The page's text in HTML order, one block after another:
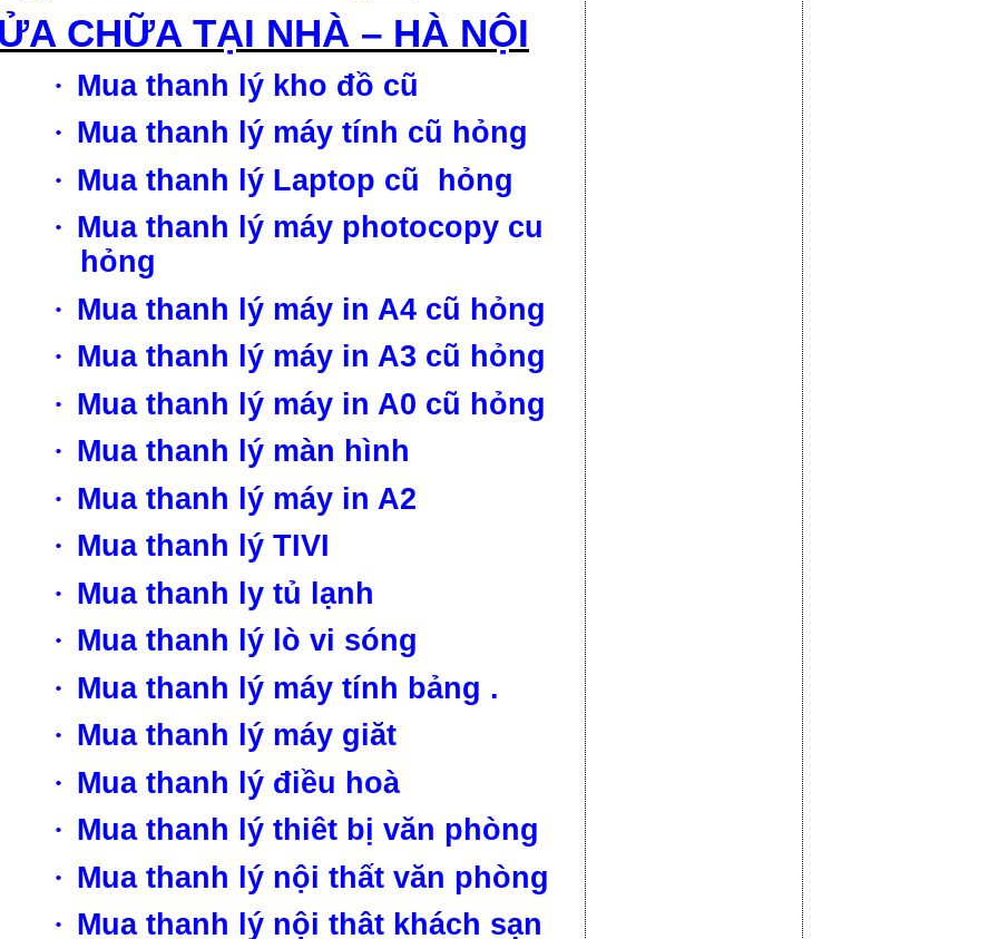
CHỮA TẠI NHÀ – HÀ NỘI
· Mua thanh lý kho đồ cũ
· Mua thanh lý máy tính cũ hỏng
· Mua thanh lý Laptop cũ hỏng
· Mua thanh lý máy photocopy cu
hỏng
· Mua thanh lý máy in A4 cũ hỏng
· Mua thanh lý máy in A3 cũ hỏng
· Mua thanh lý máy in A0 cũ hỏng
· Mua thanh lý màn hình
· Mua thanh lý máy in A2
· Mua thanh lý TIVI
· Mua thanh ly tủ lạnh
· Mua thanh lý lò vi sóng
· Mua thanh lý máy tính bảng .
· Mua thanh lý máy giăt
· Mua thanh lý điều hoà
· Mua thanh lý thiêt bị văn phòng
· Mua thanh lý nội thất văn phòng
· Mua thanh lý nội thât khách sạn